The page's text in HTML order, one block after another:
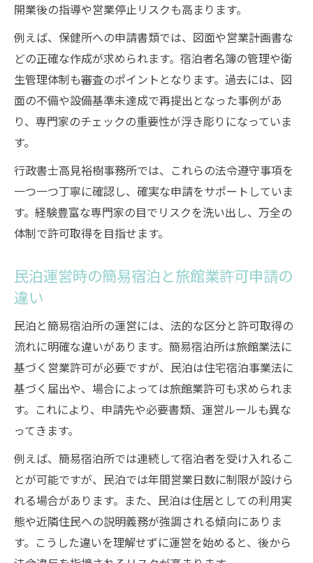
開業後の指導や営業停止リスクも高まります。
例えば、保健所への申請書類では、図面や営業計画書な
どの正確な作成が求められます。宿泊者名簿の管理や衛
生管理体制も審査のポイントとなります。過去には、図
面の不備や設備基準未達成で再提出となった事例があ
り、専門家のチェックの重要性が浮き彫りになっていま
す。
行政書士高見裕樹事務所では、これらの法令遵守事項を
一つ一つ丁寧に確認し、確実な申請をサポートしていま
す。経験豊富な専門家の目でリスクを洗い出し、万全の
体制で許可取得を目指せます。
民泊運営時の簡易宿泊と旅館業許可申請の
違い
民泊と簡易宿泊所の運営には、法的な区分と許可取得の
流れに明確な違いがあります。簡易宿泊所は旅館業法に
基づく営業許可が必要ですが、民泊は住宅宿泊事業法に
基づく届出や、場合によっては旅館業許可も求められま
す。これにより、申請先や必要書類、運営ルールも異な
ってきます。
例えば、簡易宿泊所では連続して宿泊者を受け入れるこ
とが可能ですが、民泊では年間営業日数に制限が設けら
れる場合があります。また、民泊は住居としての利用実
態や近隣住民への説明義務が強調される傾向にありま
す。こうした違いを理解せずに運営を始めると、後から